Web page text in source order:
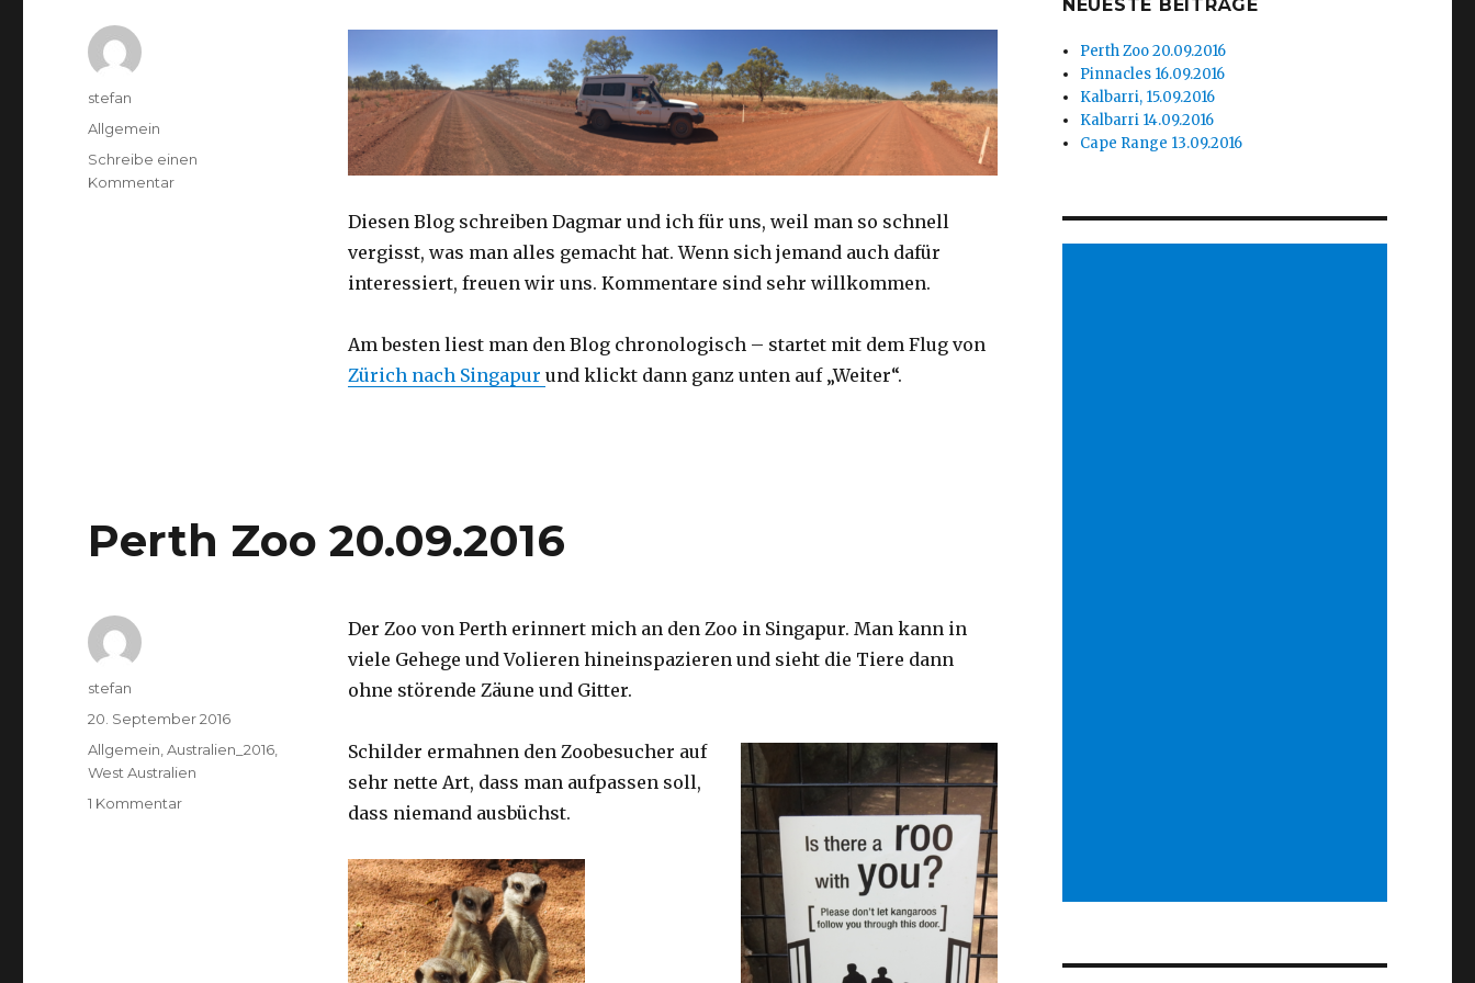
Diesen Blog schreiben Dagmar und ich für uns, weil man so schnell
vergisst, was man alles gemacht hat. Wenn sich jemand auch dafür
interessiert, freuen wir uns. Kommentare sind sehr willkommen.
Am besten liest man den Blog chronologisch – startet mit dem Flug von
Zürich nach Singapur und klickt dann ganz unten auf „Weiter“.
Autor
stefan
Kategorien
Allgemein
Schreibe einen
Kommentarzu
Perth Zoo 20.09.2016
Der Zoo von Perth erinnert mich an den Zoo in Singapur. Man kann in
viele Gehege und Volieren hineinspazieren und sieht die Tiere dann
ohne störende Zäune und Gitter.
Schilder ermahnen den Zoobesucher auf
sehr nette Art, dass man aufpassen soll,
dass niemand ausbüchst.
Autor
stefan
Veröffentlicht
am
20. September 2016
Kategorien
Allgemein,Australien_2016,
West Australien
1 Kommentarzu
NEUESTE BEITRÄGE
Perth Zoo 20.09.2016
Pinnacles 16.09.2016
Kalbarri, 15.09.2016
Kalbarri 14.09.2016
Cape Range 13.09.2016